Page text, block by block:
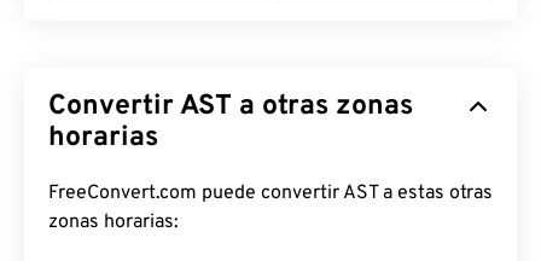
Convertir AST a otras zonas
horarias
FreeConvert.com puede convertir AST a estas otras
zonas horarias: